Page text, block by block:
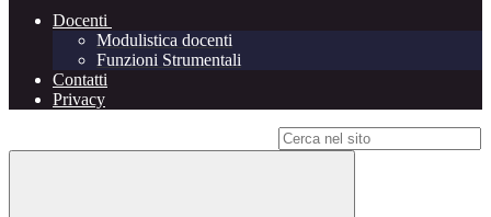
Docenti
Modulistica docenti
Funzioni Strumentali
Contatti
Privacy